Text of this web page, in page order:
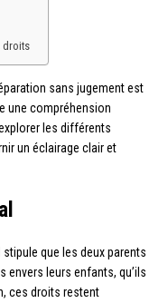
droits
sans jugement est
une compréhension
les différents
un éclairage clair et
stipule que les deux parents
leurs enfants, qu’ils
ces droits restent